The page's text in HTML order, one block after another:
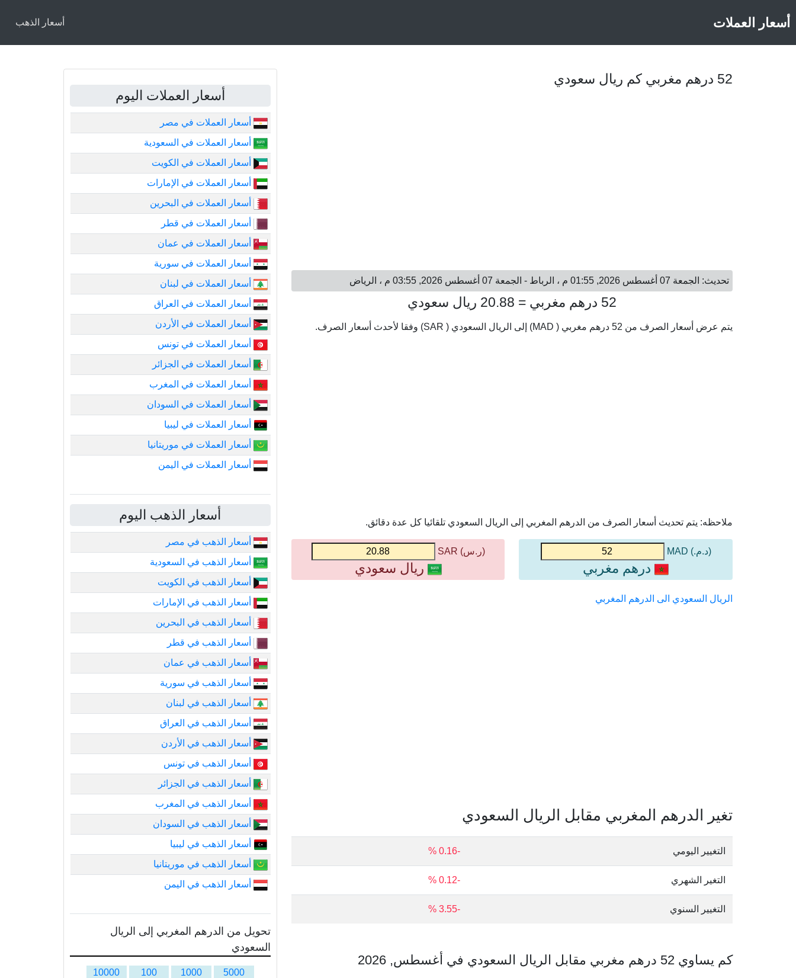
أسعار العملات أسعار الذهب
52 درهم مغربي كم ريال سعودي
تحديث: الجمعة 07 أغسطس 2026, 01:55 م ، الرباط - الجمعة 07 أغسطس 2026, 03:55 م ، الرياض
52 درهم مغربي = 20.88 ريال سعودي
يتم عرض أسعار الصرف من 52 درهم مغربي ( MAD) إلى الريال السعودي ( SAR) وفقا لأحدث أسعار الصرف.
ملاحظه: يتم تحديث أسعار الصرف من الدرهم المغربي إلى الريال السعودي تلقائيا كل عدة دقائق.
(د.م.) MAD
درهم مغربي
(ر.س) SAR
ريال سعودي
الريال السعودي الى الدرهم المغربي
تغير الدرهم المغربي مقابل الريال السعودي
التغيير اليومي -0.16 %
التغير الشهري -0.12 %
التغيير السنوي -3.55 %
كم يساوي 52 درهم مغربي مقابل الريال السعودي في أغسطس, 2026
أسعار العملات اليوم
أسعار العملات في مصر
أسعار العملات في السعودية
أسعار العملات في الكويت
أسعار العملات في الإمارات
أسعار العملات في البحرين
أسعار العملات في قطر
أسعار العملات في عمان
أسعار العملات في سورية
أسعار العملات في لبنان
أسعار العملات في العراق
أسعار العملات في الأردن
أسعار العملات في تونس
أسعار العملات في الجزائر
أسعار العملات في المغرب
أسعار العملات في السودان
أسعار العملات في ليبيا
أسعار العملات في موريتانيا
أسعار العملات في اليمن
أسعار الذهب اليوم
أسعار الذهب في مصر
أسعار الذهب في السعودية
أسعار الذهب في الكويت
أسعار الذهب في الإمارات
أسعار الذهب في البحرين
أسعار الذهب في قطر
أسعار الذهب في عمان
أسعار الذهب في سورية
أسعار الذهب في لبنان
أسعار الذهب في العراق
أسعار الذهب في الأردن
أسعار الذهب في تونس
أسعار الذهب في الجزائر
أسعار الذهب في المغرب
أسعار الذهب في السودان
أسعار الذهب في ليبيا
أسعار الذهب في موريتانيا
أسعار الذهب في اليمن
تحويل من الدرهم المغربي إلى الريال
السعودي
5000
1000
100
10000